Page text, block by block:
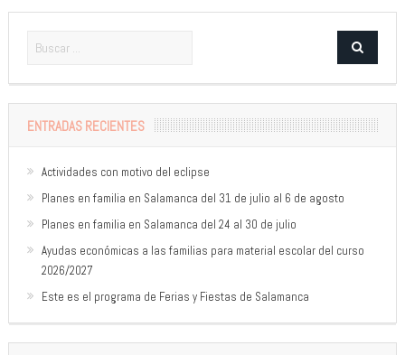
ENTRADAS RECIENTES
Actividades con motivo del eclipse
Planes en familia en Salamanca del 31 de julio al 6 de agosto
Planes en familia en Salamanca del 24 al 30 de julio
Ayudas económicas a las familias para material escolar del curso
2026/2027
Este es el programa de Ferias y Fiestas de Salamanca